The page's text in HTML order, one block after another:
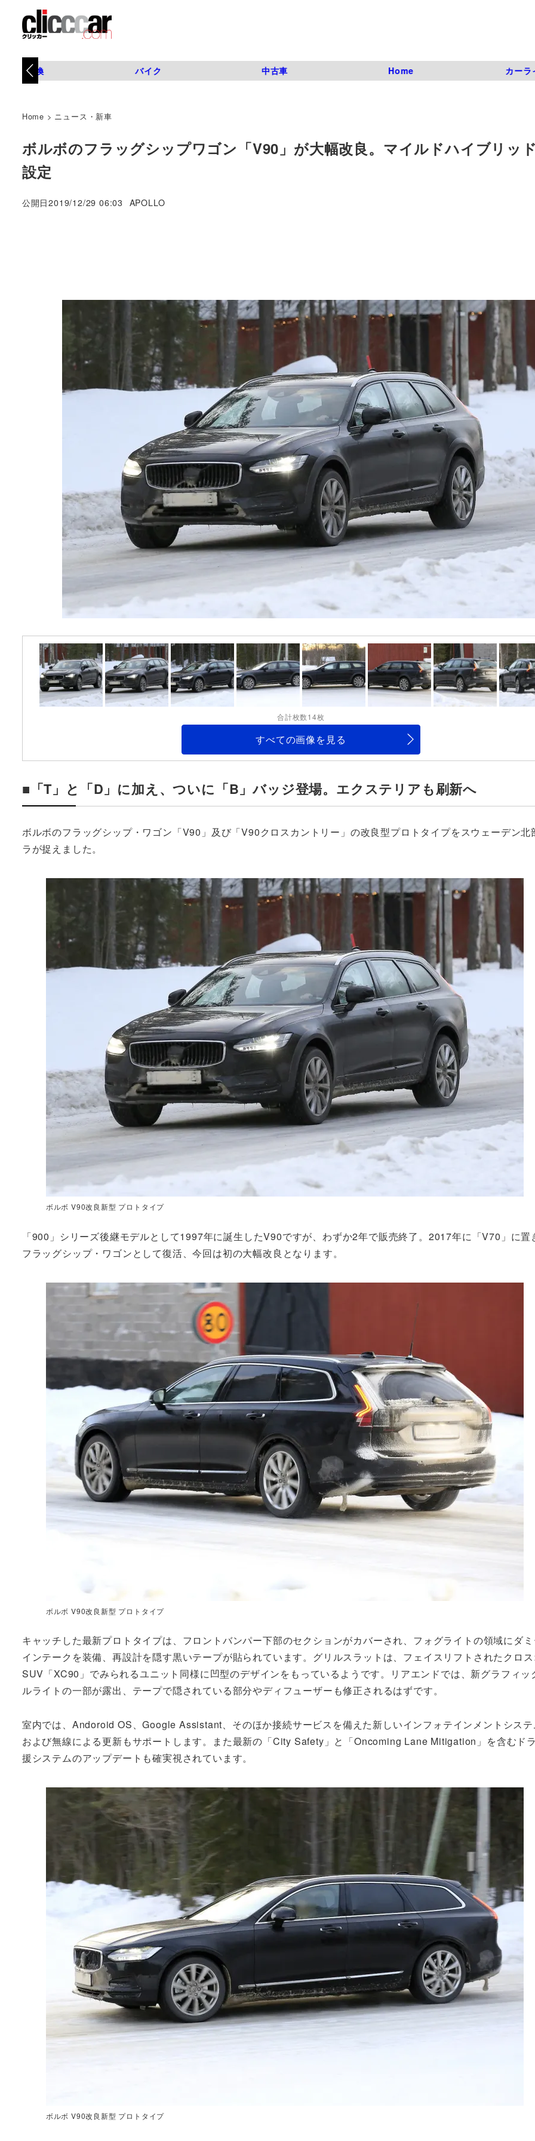
タイヤ交換 バイク 中古車 Home カーラ
Home > ニュース・新車
ボルボのフラッグシップワゴン「V90」が大幅改良。マイルドハイブリッ
設定
公開日2019/12/29 06:03
著
APOLLO
合計枚数14枚
すべての画像を見る
■「T」と「D」に加え、ついに「B」バッジ登場。エクステリアも刷新へ
ボルボのフラッグシップ・ワゴン「V90」及び「V90クロスカントリー」の改良型プロトタイプをスウェーデン北
ラが捉えました。
ボルボ V90改良新型 プロトタイプ
「900」シリーズ後継モデルとして1997年に誕生したV90ですが、わずか2年で販売終了。2017年に「V70」に置
フラッグシップ・ワゴンとして復活、今回は初の大幅改良となります。
ボルボ V90改良新型 プロトタイプ
キャッチした最新プロトタイプは、フロントバンパー下部のセクションがカバーされ、フォグライトの領域にダ
インテークを装備、再設計を隠す黒いテープが貼られています。グリルスラットは、フェイスリフトされたクロ
SUV「XC90」でみられるユニット同様に凹型のデザインをもっているようです。リアエンドでは、新グラフィッ
ルライトの一部が露出、テープで隠されている部分やディフューザーも修正されるはずです。
室内では、Andoroid OS、Google Assistant、そのほか接続サービスを備えた新しいインフォテインメントシス
および無線による更新もサポートします。また最新の「City Safety」と「Oncoming Lane Mitigation」を含むド
援システムのアップデートも確実視されています。
ボルボ V90改良新型 プロトタイプ